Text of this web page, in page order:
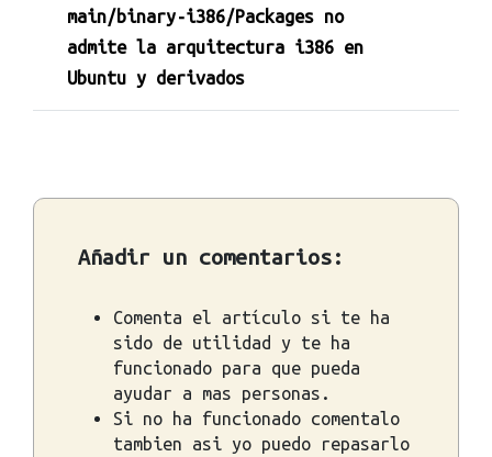
main/binary-i386/Packages no
admite la arquitectura i386 en
Ubuntu y derivados
Añadir un comentarios:
Comenta el artículo si te ha
sido de utilidad y te ha
funcionado para que pueda
ayudar a mas personas.
Si no ha funcionado comentalo
tambien asi yo puedo repasarlo